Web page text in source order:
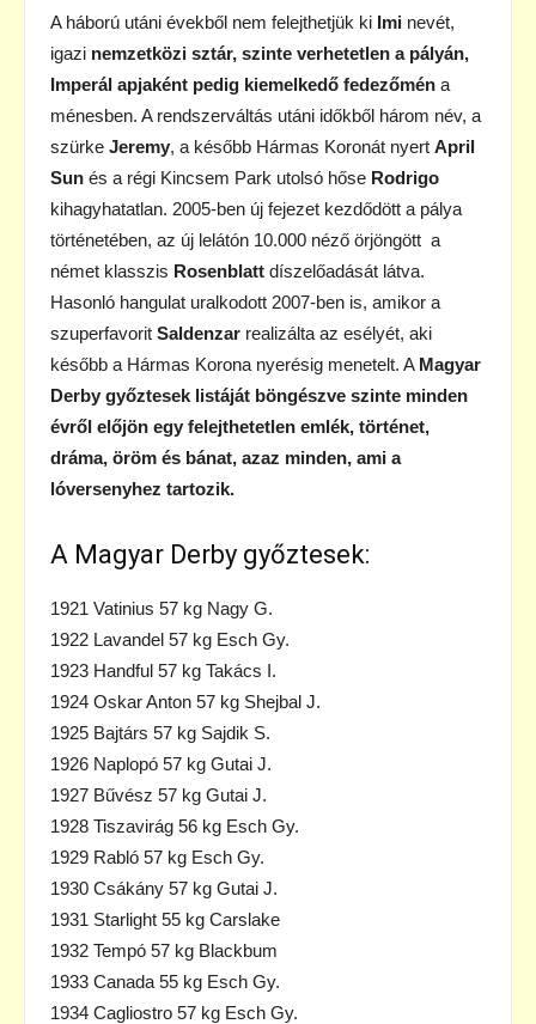
A háború utáni évekből nem felejthetjük ki Imi nevét,
igazi nemzetközi sztár, szinte verhetetlen a pályán,
Imperál apjaként pedig kiemelkedő fedezőmén a
ménesben. A rendszerváltás utáni időkből három név, a
szürke Jeremy, a később Hármas Koronát nyert April
Sun és a régi Kincsem Park utolsó hőse Rodrigo
kihagyhatatlan. 2005-ben új fejezet kezdődött a pálya
történetében, az új lelátón 10.000 néző örjöngött a
német klasszis Rosenblatt díszelőadását látva.
Hasonló hangulat uralkodott 2007-ben is, amikor a
szuperfavorit Saldenzar realizálta az esélyét, aki
később a Hármas Korona nyerésig menetelt. A Magyar
Derby győztesek listáját böngészve szinte minden
évről előjön egy felejthetetlen emlék, történet,
dráma, öröm és bánat, azaz minden, ami a
lóversenyhez tartozik.
A Magyar Derby győztesek:
1921 Vatinius 57 kg Nagy G.
1922 Lavandel 57 kg Esch Gy.
1923 Handful 57 kg Takács I.
1924 Oskar Anton 57 kg Shejbal J.
1925 Bajtárs 57 kg Sajdik S.
1926 Naplopó 57 kg Gutai J.
1927 Bűvész 57 kg Gutai J.
1928 Tiszavirág 56 kg Esch Gy.
1929 Rabló 57 kg Esch Gy.
1930 Csákány 57 kg Gutai J.
1931 Starlight 55 kg Carslake
1932 Tempó 57 kg Blackbum
1933 Canada 55 kg Esch Gy.
1934 Cagliostro 57 kg Esch Gy.